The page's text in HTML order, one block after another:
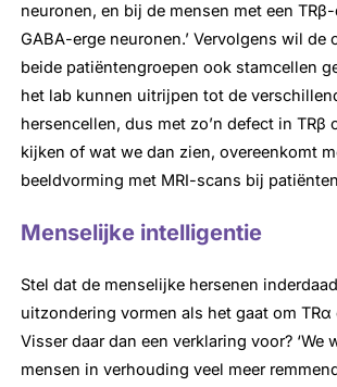
neuronen, en bij de mensen met een
GABA-erge neuronen.’ Vervolgens wil de
beide patiëntengroepen ook stamcellen
het lab kunnen uitrijpen tot de
hersencellen, dus met zo’n defect in TRβ
kijken of wat we dan zien, overeenkomt
beeldvorming met MRI-scans bij
Menselijke intelligentie
Stel dat de menselijke hersenen
uitzondering vormen als het gaat om TRα
Visser daar dan een verklaring voor? ‘We
mensen in verhouding veel meer